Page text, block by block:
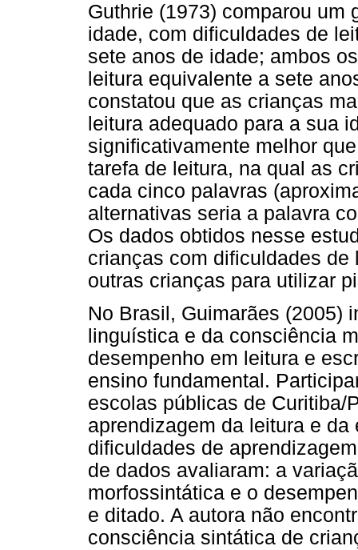
Guthrie (1973) comparou um
idade, com dificuldades de
sete anos de idade; ambos
leitura equivalente a sete
constatou que as crianças
leitura adequado para a sua
significativamente melhor
tarefa de leitura, na qual as
cada cinco palavras
alternativas seria a palavra
Os dados obtidos nesse
crianças com dificuldades
outras crianças para utilizar
No Brasil, Guimarães (2005)
linguística e da consciência
desempenho em leitura e
ensino fundamental.
escolas públicas de Curitiba/
aprendizagem da leitura e
dificuldades de
de dados avaliaram: a
morfossintática e o
e ditado. A autora não
consciência sintática de